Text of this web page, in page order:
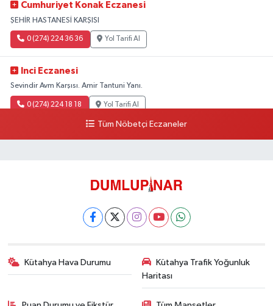
Cumhuriyet Konak Eczanesi
ŞEHİR HASTANESİ KARŞISI
0 (274) 224 36 36 Yol Tarifi Al
Inci Eczanesi
Sevindir Avm Karşısı. Amir Tantuni Yanı.
0 (274) 224 18 18 Yol Tarifi Al
Tüm Nöbetçi Eczaneler
Kütahya Hava Durumu
Kütahya Trafik Yoğunluk
Haritası